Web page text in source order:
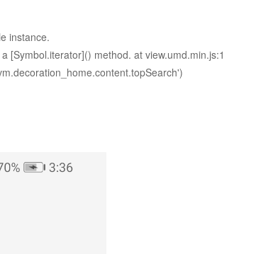
instance.
[Symbol.iterator]() method. at view.umd.min.js:1